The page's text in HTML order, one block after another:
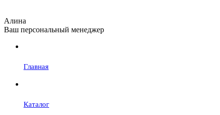
Алина
Ваш персональный менеджер
Главная
Каталог